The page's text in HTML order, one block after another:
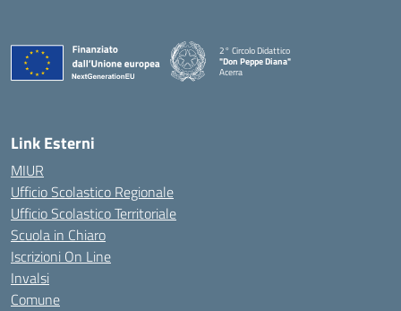
2° Circolo Didattico
"Don Peppe Diana"
Acerra
Link Esterni
MIUR
Ufficio Scolastico Regionale
Ufficio Scolastico Territoriale
Scuola in Chiaro
Iscrizioni On Line
Invalsi
Comune